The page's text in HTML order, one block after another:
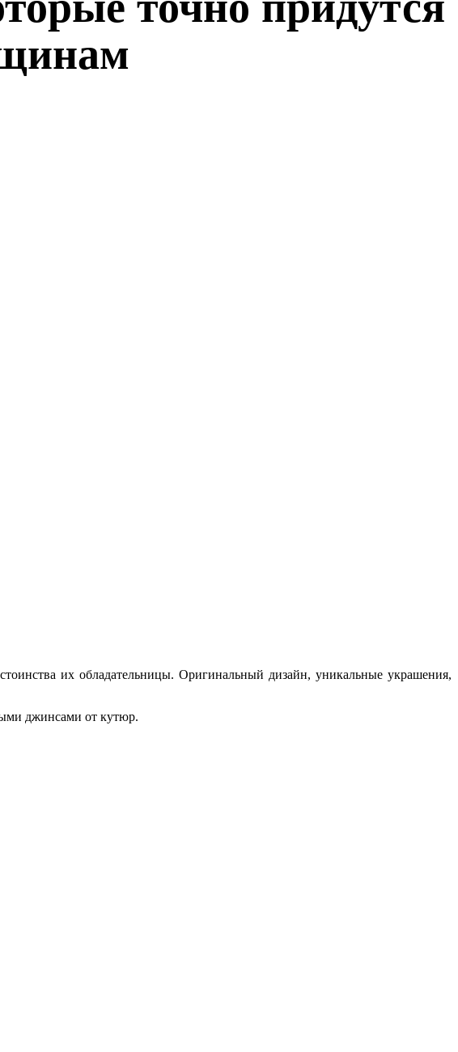
их обладательницы. Оригинальный дизайн, уникальные украшения,
джинсами от кутюр.